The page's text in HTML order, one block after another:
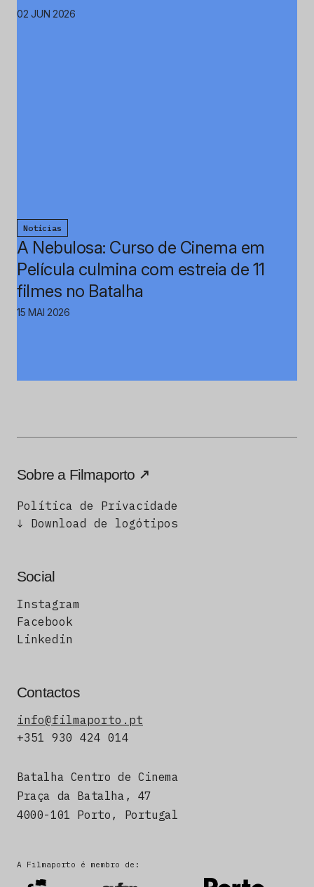
02 JUN 2026
Notícias
A Nebulosa: Curso de Cinema em
Película culmina com estreia de 11
filmes no Batalha
15 MAI 2026
Sobre a Filmaporto
Política de Privacidade
↓ Download de logótipos
Social
Instagram
Facebook
Linkedin
Contactos
info@filmaporto.pt
+351 930 424 014
Batalha Centro de Cinema
Praça da Batalha, 47
4000-101 Porto, Portugal
A Filmaporto é membro de: